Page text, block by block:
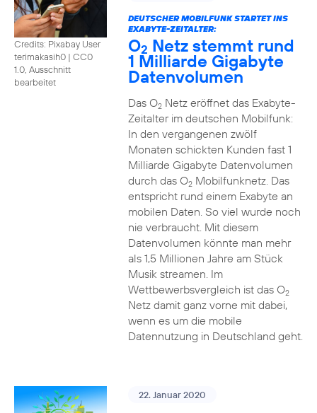
Credits: Pixabay User
terimakasih0 | CC0
1.0, Ausschnitt
bearbeitet
DEUTSCHER MOBILFUNK STARTET INS
EXABYTE-ZEITALTER:
O2 Netz stemmt rund
1 Milliarde Gigabyte
Datenvolumen
Das O2Netz eröffnet das Exabyte-
Zeitalter im deutschen Mobilfunk:
In den vergangenen zwölf
Monaten schickten Kunden fast 1
Milliarde Gigabyte Datenvolumen
durch das O2Mobilfunknetz. Das
entspricht rund einem Exabyte an
mobilen Daten. So viel wurde noch
nie verbraucht. Mit diesem
Datenvolumen könnte man mehr
als 1,5 Millionen Jahre am Stück
Musik streamen. Im
Wettbewerbsvergleich ist das O2
Netz damit ganz vorne mit dabei,
wenn es um die mobile
Datennutzung in Deutschland geht.
22. Januar 2020